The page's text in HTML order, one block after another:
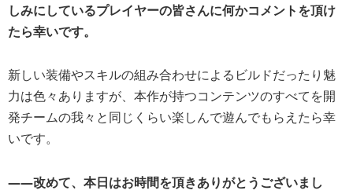
しみにしているプレイヤーの皆さんに何かコメントを頂け
たら幸いです。
新しい装備やスキルの組み合わせによるビルドだったり魅
力は色々ありますが、本作が持つコンテンツのすべてを開
発チームの我々と同じくらい楽しんで遊んでもらえたら幸
いです。
――改めて、本日はお時間を頂きありがとうございまし